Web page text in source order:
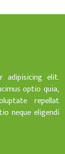
adipisicing elit.
optio quia,
repellat
neque eligendi